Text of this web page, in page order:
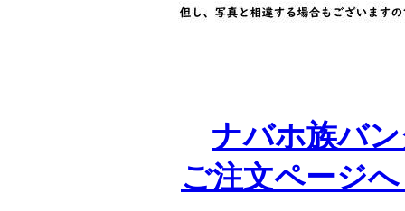
ナバホ族バ
ご注文ページ